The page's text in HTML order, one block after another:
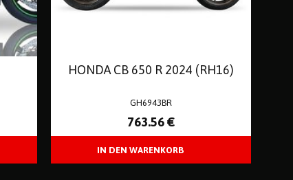
HONDA CB 650 R 2024 (RH16)
GH6943BR
763.56 €